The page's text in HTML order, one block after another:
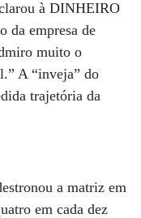
à DINHEIRO
da empresa de
muito o
A “inveja” do
trajetória da
a matriz em
em cada dez